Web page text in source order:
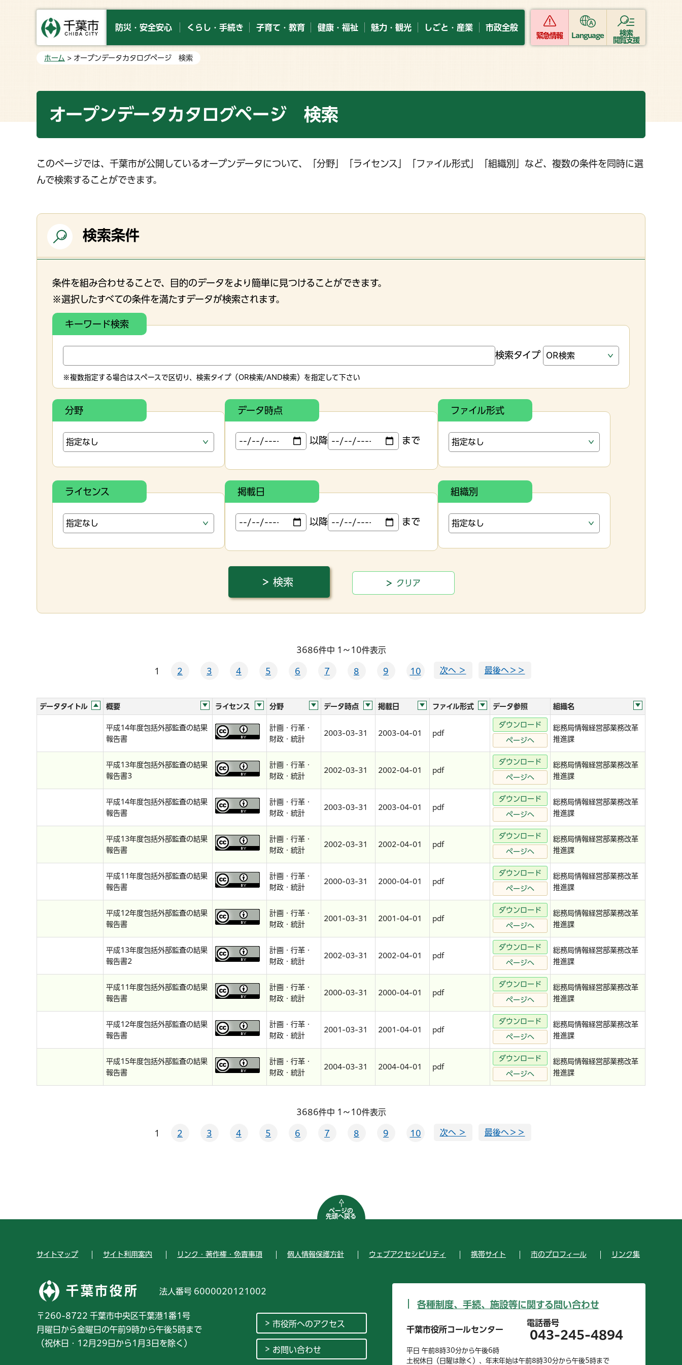
防災・安全安心 くらし・手続き 子育て・教育 健康・福祉 魅力・観光 しごと・産業 市政全般
緊急情報 Language
検索
閲覧支援
ホーム > オープンデータカタログページ 検索
オープンデータカタログページ 検索
このページでは、千葉市が公開しているオープンデータについて、「分野」「ライセンス」「ファイル形式」「組織別」など、複数の条件を同時に選
んで検索することができます。
検索条件
条件を組み合わせることで、目的のデータをより簡単に見つけることができます。
※選択したすべての条件を満たすデータが検索されます。
キーワード検索
検索タイプ
※複数指定する場合はスペースで区切り、検索タイプ（OR検索/AND検索）を指定して下さい
分野 データ時点
以降 まで
ファイル形式
ライセンス 掲載日
以降 まで
組織別
3686件中 1～10件表示
1 2 3 4 5 6 7 8 9 10 次へ ＞ 最後へ＞＞
データタイトル 概要 ライセンス 分野 データ時点 掲載日 ファイル形式 データ参照 組織名
平成14年度包括外部監査の結果
報告書
計画・行革・
財政・統計
2003-03-31 2003-04-01 pdf
ダウンロード
ページへ
総務局情報経営部業務改革
推進課
平成13年度包括外部監査の結果
報告書3
計画・行革・
財政・統計
2002-03-31 2002-04-01 pdf
ダウンロード
ページへ
総務局情報経営部業務改革
推進課
平成14年度包括外部監査の結果
報告書
計画・行革・
財政・統計
2003-03-31 2003-04-01 pdf
ダウンロード
ページへ
総務局情報経営部業務改革
推進課
平成13年度包括外部監査の結果
報告書
計画・行革・
財政・統計
2002-03-31 2002-04-01 pdf
ダウンロード
ページへ
総務局情報経営部業務改革
推進課
平成11年度包括外部監査の結果
報告書
計画・行革・
財政・統計
2000-03-31 2000-04-01 pdf
ダウンロード
ページへ
総務局情報経営部業務改革
推進課
平成12年度包括外部監査の結果
報告書
計画・行革・
財政・統計
2001-03-31 2001-04-01 pdf
ダウンロード
ページへ
総務局情報経営部業務改革
推進課
平成13年度包括外部監査の結果
報告書2
計画・行革・
財政・統計
2002-03-31 2002-04-01 pdf
ダウンロード
ページへ
総務局情報経営部業務改革
推進課
平成11年度包括外部監査の結果
報告書
計画・行革・
財政・統計
2000-03-31 2000-04-01 pdf
ダウンロード
ページへ
総務局情報経営部業務改革
推進課
平成12年度包括外部監査の結果
報告書
計画・行革・
財政・統計
2001-03-31 2001-04-01 pdf
ダウンロード
ページへ
総務局情報経営部業務改革
推進課
平成15年度包括外部監査の結果
報告書
計画・行革・
財政・統計
2004-03-31 2004-04-01 pdf
ダウンロード
ページへ
総務局情報経営部業務改革
推進課
3686件中 1～10件表示
1 2 3 4 5 6 7 8 9 10 次へ ＞ 最後へ＞＞
ページの
先頭へ戻る
サイトマップ サイト利用案内 リンク・著作権・免責事項 個人情報保護方針 ウェブアクセシビリティ 携帯サイト 市のプロフィール リンク集
千葉市役所 法人番号 6000020121002
〒260-8722 千葉市中央区千葉港1番1号
月曜日から金曜日の午前9時から午後5時まで
（祝休日・12月29日から1月3日を除く）
市役所へのアクセス
お問い合わせ
各種制度、手続、施設等に関する問い合わせ
千葉市役所コールセンター
電話番号
043-245-4894
平日 午前8時30分から午後6時
土祝休日（日曜は除く）、年末年始は午前8時30分から午後5時まで